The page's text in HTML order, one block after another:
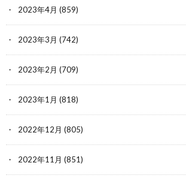
2023年4月 (859)
2023年3月 (742)
2023年2月 (709)
2023年1月 (818)
2022年12月 (805)
2022年11月 (851)